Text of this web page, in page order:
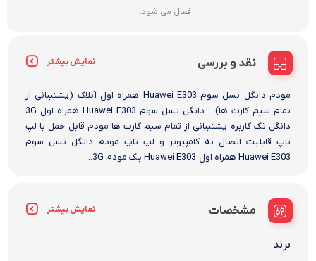
فعال می شود.
نقد و بررسی نمایش بیشتر
مودم دانگل نسل سوم Huawei E303 همراه اول آنلاک (پشتیبانی از
تمام سیم کارت ها) دانگل نسل سوم Huawei E303 همراه اول 3G
دانگل تک کاربره پشتیبانی از تمام سیم کارت ها مودم قابل حمل با لپ
تاپ قابلیت اتصال به کامپیوتر و لپ تاپ مودم دانگل نسل سوم
Huawei E303 همراه اول Huawei E303 یک مودم 3G...
مشخصات نمایش بیشتر
برند